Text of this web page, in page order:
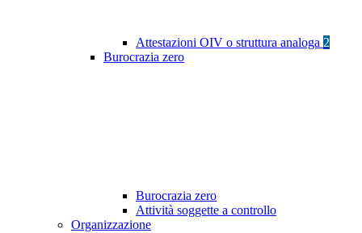
Attestazioni OIV o struttura analoga 2
Burocrazia zero
Burocrazia zero
Attività soggette a controllo
Organizzazione